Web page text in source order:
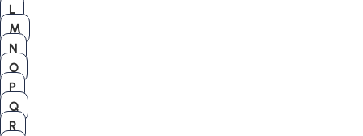
L
M
N
O
P
Q
R